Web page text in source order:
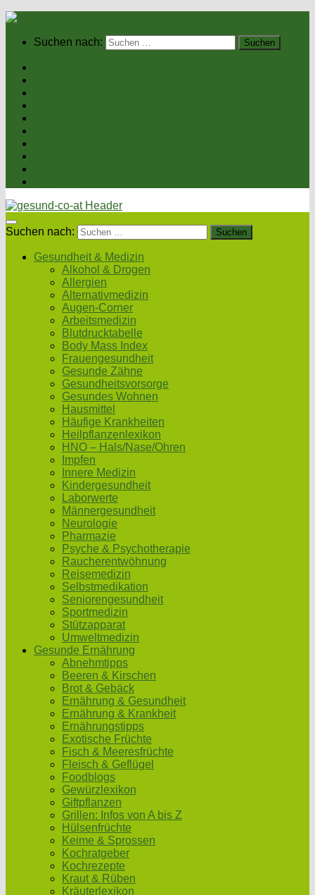
Suchen nach:
Suchen nach:
Gesundheit & Medizin
Alkohol & Drogen
Allergien
Alternativmedizin
Augen-Corner
Arbeitsmedizin
Blutdrucktabelle
Body Mass Index
Frauengesundheit
Gesunde Zähne
Gesundheitsvorsorge
Gesundes Wohnen
Hausmittel
Häufige Krankheiten
Heilpflanzenlexikon
HNO – Hals/Nase/Ohren
Impfen
Innere Medizin
Kindergesundheit
Laborwerte
Männergesundheit
Neurologie
Pharmazie
Psyche & Psychotherapie
Raucherentwöhnung
Reisemedizin
Selbstmedikation
Seniorengesundheit
Sportmedizin
Stützapparat
Umweltmedizin
Gesunde Ernährung
Abnehmtipps
Beeren & Kirschen
Brot & Gebäck
Ernährung & Gesundheit
Ernährung & Krankheit
Ernährungstipps
Exotische Früchte
Fisch & Meeresfrüchte
Fleisch & Geflügel
Foodblogs
Gewürzlexikon
Giftpflanzen
Grillen: Infos von A bis Z
Hülsenfrüchte
Keime & Sprossen
Kochratgeber
Kochrezepte
Kraut & Rüben
Kräuterlexikon